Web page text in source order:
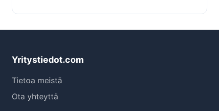
Yritystiedot.com
Tietoa meistä
Ota yhteyttä